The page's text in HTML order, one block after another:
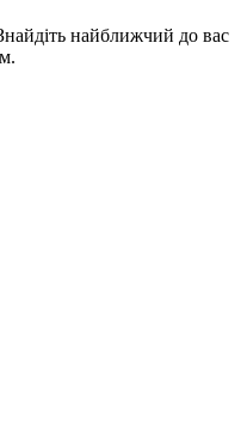
найближчий до вас